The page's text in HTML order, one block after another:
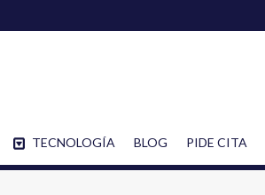
TECNOLOGÍA BLOG PIDE CITA